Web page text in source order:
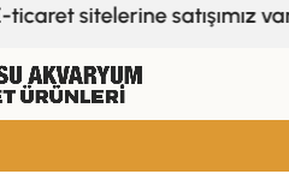
sitelerine satışımız